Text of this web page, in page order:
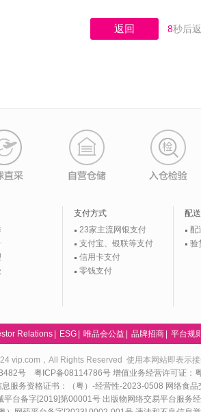
返回 8秒后
支付方式
23家主流网银支付
支付宝、银联等支付
信用卡支付
零钱支付
配
配
验
Relations ESG 唯品会公益 品牌招商 平台规则
vip.com，All Rights Reserved 使用本网站即表示接
号
粤ICP备08114786号 增值业务经营许可证：
服务资格证书：（粤）-经营性-2023-0508 网络食
平台备字[2019]第00001号 出版物网络交易平台服务